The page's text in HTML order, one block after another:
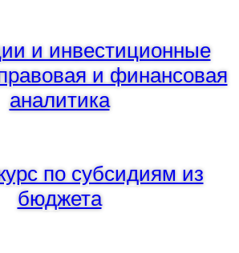
и инвестиционные
и финансовая
аналитика
по субсидиям из
бюджета